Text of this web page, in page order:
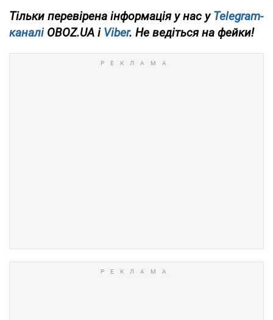
Тільки перевірена інформація у нас уTelegram-
каналіOBOZ.UA і Viber. Не ведіться на фейки!